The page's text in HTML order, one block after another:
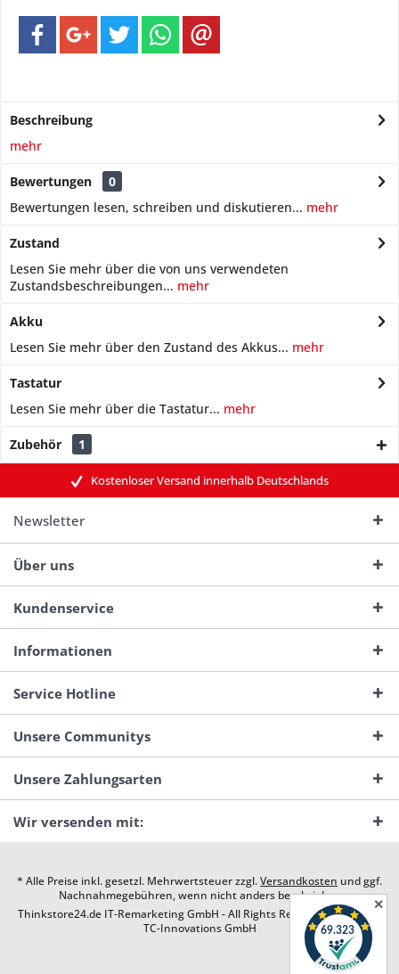
Beschreibung
mehr
Bewertungen
0
Bewertungen lesen, schreiben und diskutieren... mehr
Zustand
Lesen Sie mehr über die von uns verwendeten
Zustandsbeschreibungen... mehr
Akku
Lesen Sie mehr über den Zustand des Akkus... mehr
Tastatur
Lesen Sie mehr über die Tastatur... mehr
Zubehör 1
Kostenloser Versand innerhalb Deutschlands
Newsletter
Über uns
Kundenservice
Informationen
Service Hotline
Unsere Communitys
Unsere Zahlungsarten
Wir versenden mit:
* Alle Preise inkl. gesetzl. Mehrwertsteuer zzgl.Versandkosten und ggf.
Nachnahmegebühren, wenn nicht anders beschrieben
Thinkstore24.de IT-Remarketing GmbH - All Rights Reserved. Design by
TC-Innovations GmbH
✕